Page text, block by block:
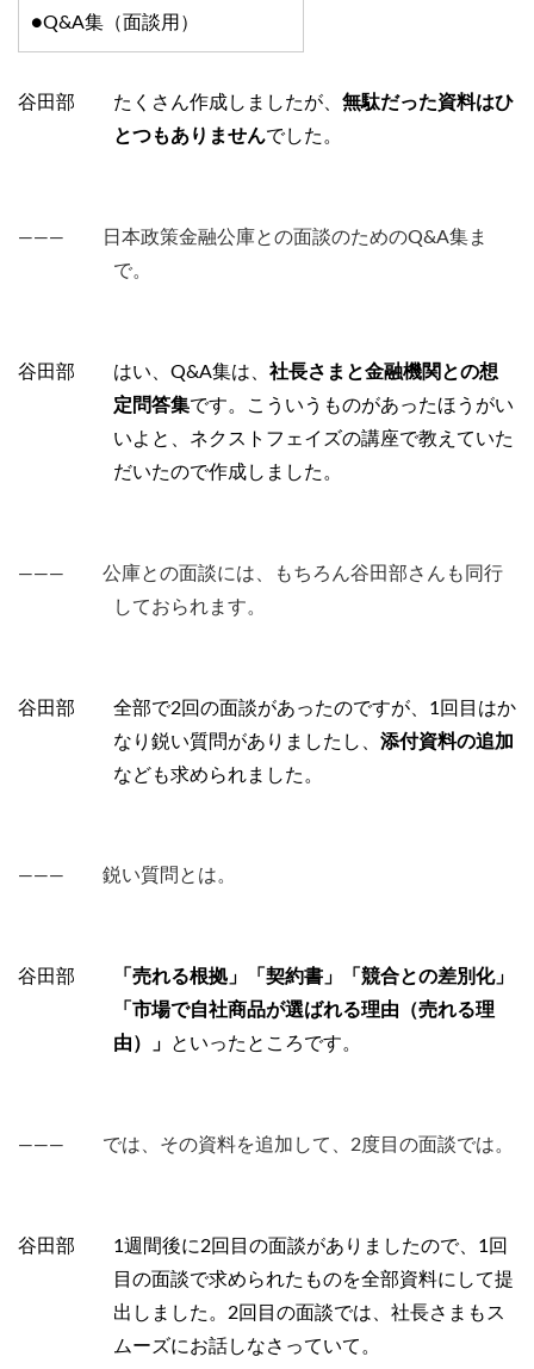
●Q&A集（面談用）
谷田部 たくさん作成しましたが、 無駄だった資料はひ
とつもありませんでした。
――― 日本政策金融公庫との面談のためのQ&A集ま
で。
谷田部 はい、Q&A集は、 社長さまと金融機関との想
定問答集です。こういうものがあったほうがい
いよと、ネクストフェイズの講座で教えていた
だいたので作成しました。
――― 公庫との面談には、もちろん谷田部さんも同行
しておられます。
谷田部 全部で2回の面談があったのですが、1回目はか
なり鋭い質問がありましたし、 添付資料の追加
なども求められました。
――― 鋭い質問とは。
谷田部
「売れる根拠」「契約書」「競合との差別化」
「市場で自社商品が選ばれる理由（売れる理
由）」
といったところです。
――― では、その資料を追加して、2度目の面談では。
谷田部 1週間後に2回目の面談がありましたので、1回
目の面談で求められたものを全部資料にして提
出しました。2回目の面談では、社長さまもス
ムーズにお話しなさっていて。